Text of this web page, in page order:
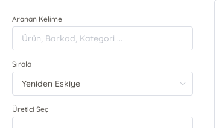
Aranan Kelime
Sırala
Üretici Seç